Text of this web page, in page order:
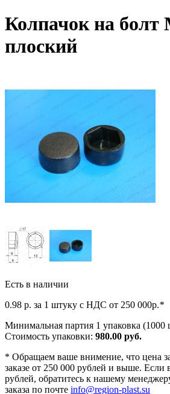
Колпачок на болт
плоский
Есть в наличии
0.98 р. за 1 штуку c НДС от 250 000р.*
Минимальная партия 1 упаковка (1000
Стоимость упаковки: 980.00 руб.
* Обращаем ваше внимение, что цена
заказе от 250 000 рублей и выше. Если
рублей, обратитесь к нашему
заказа по почте info@region-plast.su